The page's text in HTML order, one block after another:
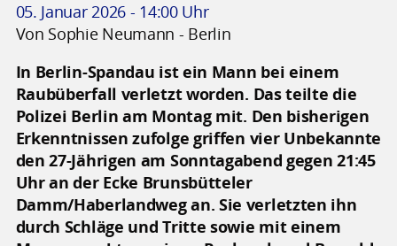
05. Januar 2026 - 14:00 Uhr
Von Sophie Neumann - Berlin
In Berlin-Spandau ist ein Mann bei einem
Raubüberfall verletzt worden. Das teilte die
Polizei Berlin am Montag mit. Den bisherigen
Erkenntnissen zufolge griffen vier Unbekannte
den 27-Jährigen am Sonntagabend gegen 21:45
Uhr an der Ecke Brunsbütteler
Damm/Haberlandweg an. Sie verletzten ihn
durch Schläge und Tritte sowie mit einem